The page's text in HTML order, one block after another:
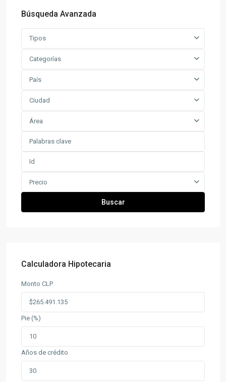
Búsqueda Avanzada
Tipos
Categorías
País
Ciudad
Área
Precio
Buscar
Calculadora Hipotecaria
Monto CLP
Pie (%)
Años de crédito